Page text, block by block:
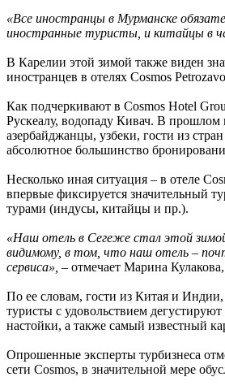
«Все иностранцы в Мурманске
иностранные туристы, и китайцы в
В Карелии этой зимой также виден
иностранцев в отелях Cosmos
Как подчеркивают в Cosmos Hotel
Рускеалу, водопаду Кивач. В прошлом
азербайджанцы, узбеки, гости из
абсолютное большинство
Несколько иная ситуация – в отеле
впервые фиксируется значительный
турами (индусы, китайцы и пр.).
«Наш отель в Сегеже стал этой
видимому, в том, что наш отель –
сервиса», – отмечает Марина
По ее словам, гости из Китая и
туристы с удовольствием
настойки, а также самый известный
Опрошенные эксперты турбизнеса
сети Cosmos, в значительной мере